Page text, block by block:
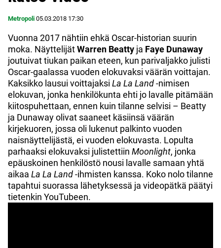
Metropoli 05.03.2018 17:30
Vuonna 2017 nähtiin ehkä Oscar-historian suurin
moka. NäyttelijätWarren Beatty ja Faye Dunaway
joutuivat tiukan paikan eteen, kun parivaljakko julisti
Oscar-gaalassa vuoden elokuvaksi väärän voittajan.
Kaksikko lausui voittajaksi La La Land-nimisen
elokuvan, jonka henkilökunta ehti jo lavalle pitämään
kiitospuhettaan, ennen kuin tilanne selvisi – Beatty
ja Dunaway olivat saaneet käsiinsä väärän
kirjekuoren, jossa oli lukenut palkinto vuoden
naisnäyttelijästä, ei vuoden elokuvasta. Lopulta
parhaaksi elokuvaksi julistettiin Moonlight, jonka
epäuskoinen henkilöstö nousi lavalle samaan yhtä
aikaa La La Land-ihmisten kanssa. Koko nolo tilanne
tapahtui suorassa lähetyksessä ja videopätkä päätyi
tietenkin YouTubeen.